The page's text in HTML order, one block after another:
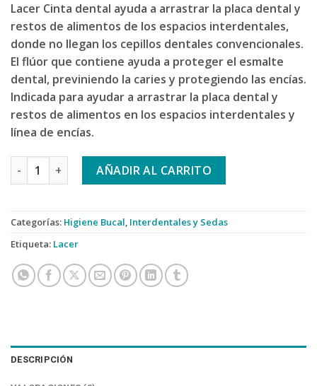
Lacer Cinta dental ayuda a arrastrar la placa dental y
restos de alimentos de los espacios interdentales,
donde no llegan los cepillos dentales convencionales.
El flúor que contiene ayuda a proteger el esmalte
dental, previniendo la caries y protegiendo las encías.
Indicada para ayudar a arrastrar la placa dental y
restos de alimentos en los espacios interdentales y
línea de encías.
Lacer Cinta Dental 50m cantidad
AÑADIR AL CARRITO
Categorías: Higiene Bucal, Interdentales y Sedas
Etiqueta: Lacer
DESCRIPCIÓN